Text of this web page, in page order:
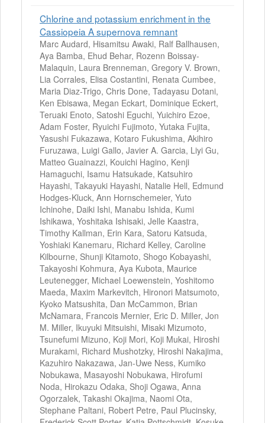
Chlorine and potassium enrichment in the
Cassiopeia A supernova remnant
Marc Audard, Hisamitsu Awaki, Ralf Ballhausen,
Aya Bamba, Ehud Behar, Rozenn Boissay-
Malaquin, Laura Brenneman, Gregory V. Brown,
Lia Corrales, Elisa Costantini, Renata Cumbee,
Maria Diaz-Trigo, Chris Done, Tadayasu Dotani,
Ken Ebisawa, Megan Eckart, Dominique Eckert,
Teruaki Enoto, Satoshi Eguchi, Yuichiro Ezoe,
Adam Foster, Ryuichi Fujimoto, Yutaka Fujita,
Yasushi Fukazawa, Kotaro Fukushima, Akihiro
Furuzawa, Luigi Gallo, Javier A. Garcia, Liyi Gu,
Matteo Guainazzi, Kouichi Hagino, Kenji
Hamaguchi, Isamu Hatsukade, Katsuhiro
Hayashi, Takayuki Hayashi, Natalie Hell, Edmund
Hodges-Kluck, Ann Hornschemeier, Yuto
Ichinohe, Daiki Ishi, Manabu Ishida, Kumi
Ishikawa, Yoshitaka Ishisaki, Jelle Kaastra,
Timothy Kallman, Erin Kara, Satoru Katsuda,
Yoshiaki Kanemaru, Richard Kelley, Caroline
Kilbourne, Shunji Kitamoto, Shogo Kobayashi,
Takayoshi Kohmura, Aya Kubota, Maurice
Leutenegger, Michael Loewenstein, Yoshitomo
Maeda, Maxim Markevitch, Hironori Matsumoto,
Kyoko Matsushita, Dan McCammon, Brian
McNamara, Francois Mernier, Eric D. Miller, Jon
M. Miller, Ikuyuki Mitsuishi, Misaki Mizumoto,
Tsunefumi Mizuno, Koji Mori, Koji Mukai, Hiroshi
Murakami, Richard Mushotzky, Hiroshi Nakajima,
Kazuhiro Nakazawa, Jan-Uwe Ness, Kumiko
Nobukawa, Masayoshi Nobukawa, Hirofumi
Noda, Hirokazu Odaka, Shoji Ogawa, Anna
Ogorzalek, Takashi Okajima, Naomi Ota,
Stephane Paltani, Robert Petre, Paul Plucinsky,